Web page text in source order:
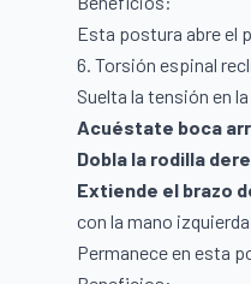
Esta postura abre el
6. Torsión espinal
Suelta la tensión en
Acuéstate boca
Dobla la rodilla
Extiende el brazo
con la mano izquierda.
Permanece en esta